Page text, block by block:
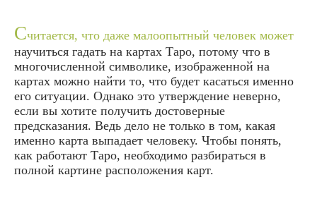
Считается, что даже малоопытный человек может
научиться гадать на картах Таро, потому что в
многочисленной символике, изображенной на
картах можно найти то, что будет касаться именно
его ситуации. Однако это утверждение неверно,
если вы хотите получить достоверные
предсказания. Ведь дело не только в том, какая
именно карта выпадает человеку. Чтобы понять,
как работают Таро, необходимо разбираться в
полной картине расположения карт.